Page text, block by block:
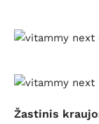
Žastinis